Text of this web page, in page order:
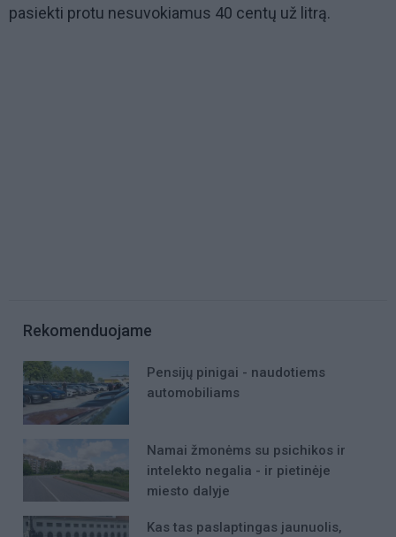
pasiekti protu nesuvokiamus 40 centų už litrą.
Rekomenduojame
Pensijų pinigai - naudotiems
automobiliams
Namai žmonėms su psichikos ir
intelekto negalia - ir pietinėje
miesto dalyje
Kas tas paslaptingas jaunuolis,